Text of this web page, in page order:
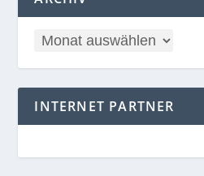
INTERNET PARTNER